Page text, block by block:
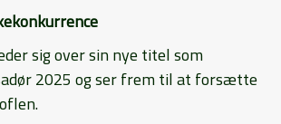
sig over sin nye titel som
2025 og ser frem til at forsætte